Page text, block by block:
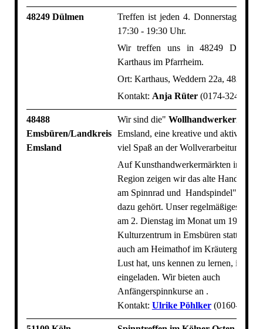
48249 Dülmen
Treffen ist jeden 4. Donnerstag im
17:30 - 19:30 Uhr.
Wir treffen uns in 48249
Karthaus im Pfarrheim.
Ort: Karthaus, Weddern 22a, 48249
Kontakt: Anja Rüter(0174-3241059)
48488
Emsbüren/Landkreis
Emsland
Wir sind die" Wollhandwerkerinnen
Emsland, eine kreative und aktive
viel Spaß an der Wollverarbeitung.
Auf Kunsthandwerkermärkten in
Region zeigen wir das alte Handwerk
am Spinnrad und Handspindel" und
dazu gehört. Unser regelmäßiges
am 2. Dienstag im Monat um 19:00
Kulturzentrum in Emsbüren statt. (Im
auch am Heimathof im Kräutergarten).
Lust hat, uns kennen zu lernen, ist
eingeladen. Wir bieten auch
Anfängerspinnkurse an .
Kontakt: Ulrike Pöhlker(0160-